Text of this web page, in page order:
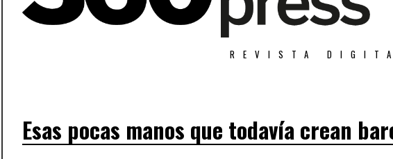
REVISTA
Esas pocas manos que todavía crean